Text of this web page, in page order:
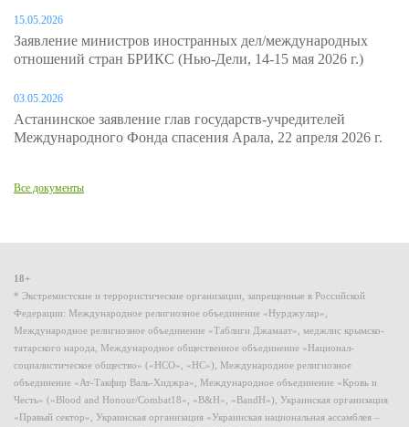
15.05.2026
Заявление министров иностранных дел/международных
отношений стран БРИКС (Нью-Дели, 14-15 мая 2026 г.)
03.05.2026
Астанинское заявление глав государств-учредителей
Международного Фонда спасения Арала, 22 апреля 2026 г.
Все документы
18+
* Экстремистские и террористические организации, запрещенные в Российской
Федерации: Международное религиозное объединение «Нурджулар»,
Международное религиозное объединение «Таблиги Джамаат», меджлис крымско-
татарского народа, Международное общественное объединение «Национал-
социалистическое общество» («НСО», «НС»), Международное религиозное
объединение «Ат-Такфир Валь-Хиджра», Международное объединение «Кровь и
Честь» («Blood and Honour/Combat18», «B&H», «BandH»), Украинская организация
«Правый сектор», Украинская организация «Украинская национальная ассамблея –